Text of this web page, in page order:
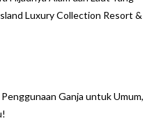
Luxury Collection Resort &
Ganja untuk Umum,